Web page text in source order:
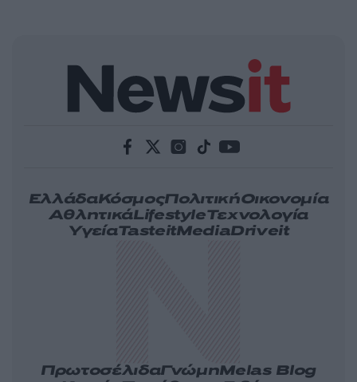
ΕλλάδαΚόσμοςΠολιτικήΟικονομία
ΑθλητικάLifestyleΤεχνολογία
ΥγείαTasteitMediaDriveit
ΠρωτοσέλιδαΓνώμηMelas Blog